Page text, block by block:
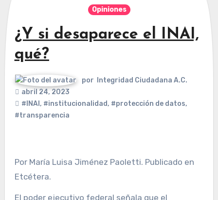
Opiniones
¿Y si desaparece el INAI,
qué?
por
Integridad Ciudadana A.C.
abril 24, 2023
#INAI , #institucionalidad, #protección de datos,
#transparencia
Por María Luisa Jiménez Paoletti. Publicado en
Etcétera.
El poder ejecutivo federal señala que el